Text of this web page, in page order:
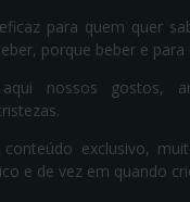
para quem quer
porque beber e para
aqui nossos gostos,
exclusivo,
e de vez em quando